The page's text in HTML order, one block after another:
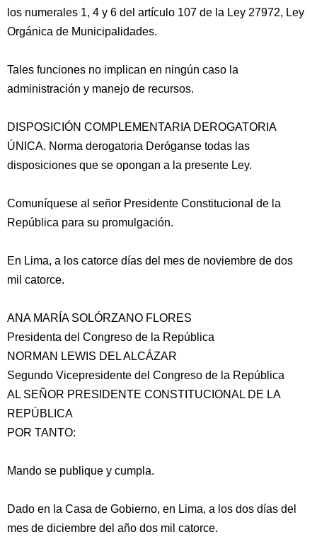
los numerales 1, 4 y 6 del artículo 107 de la Ley 27972, Ley
Orgánica de Municipalidades.
Tales funciones no implican en ningún caso la
administración y manejo de recursos.
DISPOSICIÓN COMPLEMENTARIA DEROGATORIA
ÚNICA. Norma derogatoria Deróganse todas las
disposiciones que se opongan a la presente Ley.
Comuníquese al señor Presidente Constitucional de la
República para su promulgación.
En Lima, a los catorce días del mes de noviembre de dos
mil catorce.
ANA MARÍA SOLÓRZANO FLORES
Presidenta del Congreso de la República
NORMAN LEWIS DEL ALCÁZAR
Segundo Vicepresidente del Congreso de la República
AL SEÑOR PRESIDENTE CONSTITUCIONAL DE LA
REPÚBLICA
POR TANTO:
Mando se publique y cumpla.
Dado en la Casa de Gobierno, en Lima, a los dos días del
mes de diciembre del año dos mil catorce.